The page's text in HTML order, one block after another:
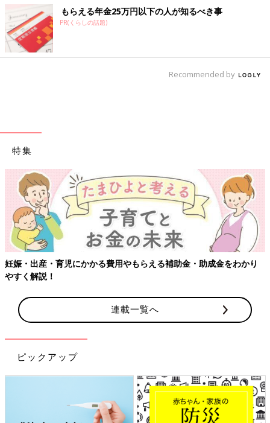
もらえる年金25万円以下の人が知るべき事
PR(くらしの話題)
Recommended by
特集
妊娠・出産・育児にかかる費用やもらえる補助金・助成金をわかり
やすく解説！
連載一覧へ
ピックアップ